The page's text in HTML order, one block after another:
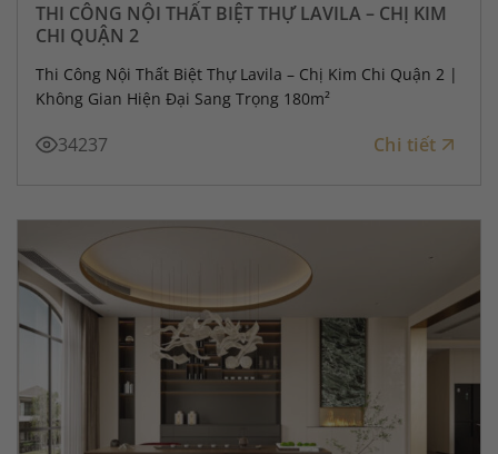
THI CÔNG NỘI THẤT BIỆT THỰ LAVILA – CHỊ KIM
CHI QUẬN 2
Thi Công Nội Thất Biệt Thự Lavila – Chị Kim Chi Quận 2 |
Không Gian Hiện Đại Sang Trọng 180m²
34237 Chi tiết